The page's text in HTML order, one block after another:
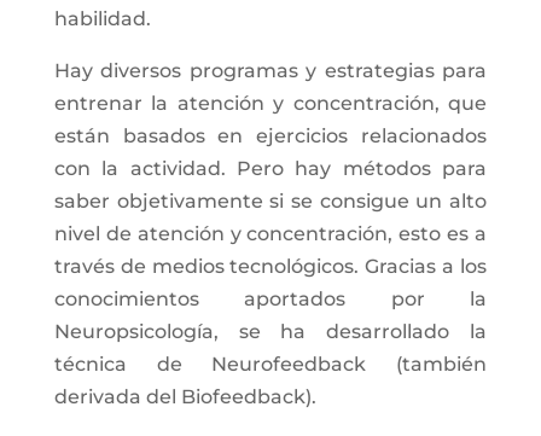
habilidad.
Hay diversos programas y estrategias para
entrenar la atención y concentración, que
están basados en ejercicios relacionados
con la actividad. Pero hay métodos para
saber objetivamente si se consigue un alto
nivel de atención y concentración, esto es a
través de medios tecnológicos. Gracias a los
conocimientos aportados por la
Neuropsicología, se ha desarrollado la
técnica de Neurofeedback (también
derivada del Biofeedback).